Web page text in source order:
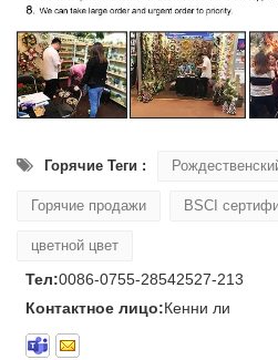
Горячие Теги :
Горячие продажи BSCI
цветной цвет
Тел:0086-0755-28542527-213
Контактное лицо:Кенни ли